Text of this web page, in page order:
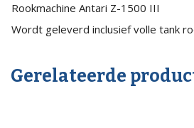
Rookmachine Antari Z-1500 III
Wordt geleverd inclusief volle tank
Gerelateerde